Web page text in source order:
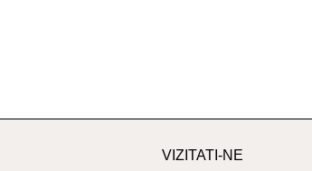
VIZITATI-NE